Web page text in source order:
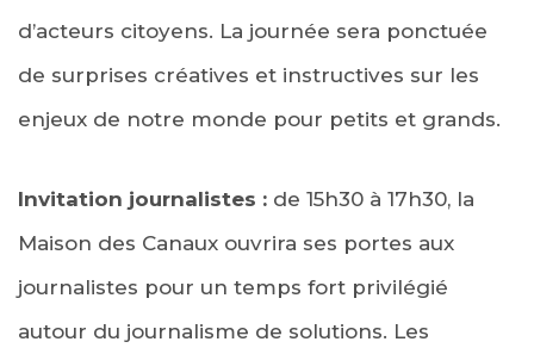
d’acteurs citoyens. La journée sera ponctuée
de surprises créatives et instructives sur les
enjeux de notre monde pour petits et grands.
Invitation journalistes : de 15h30 à 17h30, la
Maison des Canaux ouvrira ses portes aux
journalistes pour un temps fort privilégié
autour du journalisme de solutions. Les